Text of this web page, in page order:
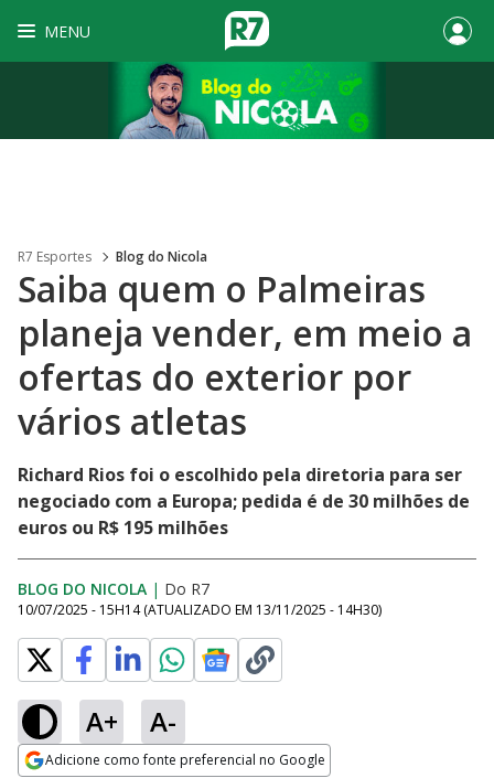
MENU
R7 Esportes Blog do Nicola
Saiba quem o Palmeiras
planeja vender, em meio a
ofertas do exterior por
vários atletas
Richard Rios foi o escolhido pela diretoria para ser
negociado com a Europa; pedida é de 30 milhões de
euros ou R$ 195 milhões
BLOG DO NICOLA | Do R7
10/07/2025 - 15H14 (ATUALIZADO EM 13/11/2025 - 14H30)
A+ A-
Adicione como fonte preferencial no Google